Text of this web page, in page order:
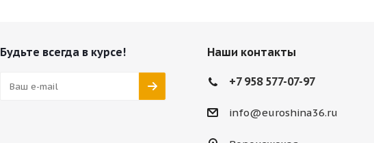
Будьте всегда в курсе! Наши контакты
+7 958 577-07-97
info@euroshina36.ru